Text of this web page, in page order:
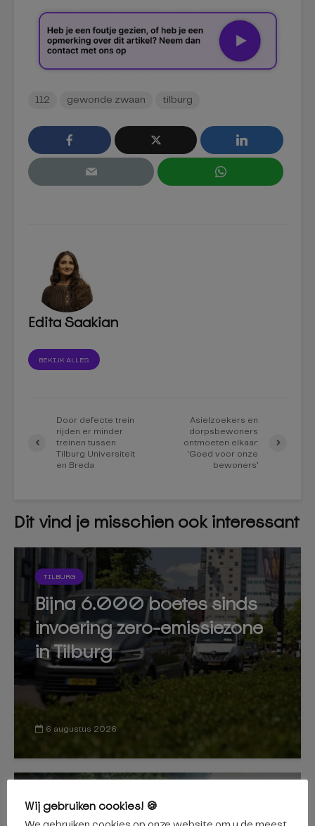
112 gewonde zwaan tilburg
Edita Saakian
BEKIJK ALLES
Door defecte trein
rijden er minder
treinen tussen
Tilburg Universiteit
en Breda
Asielzoekers en
dorpsbewoners
ontmoeten elkaar:
‘Goed voor onze
bewoners’
Dit vind je misschien ook interessant
TILBURG
Bijna 6.000 boetes sinds
invoering zero-emissiezone
in Tilburg
6 augustus 2026
GILZE EN RIJEN
Wij gebruiken cookies! 🍪